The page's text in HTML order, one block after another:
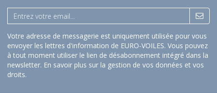
Votre adresse de messagerie est uniquement utilisée pour vous
envoyer les lettres d'information de EURO-VOILES. Vous pouvez
à tout moment utiliser le lien de désabonnement intégré dans la
newsletter. En savoir plus sur la gestion de vos données et vos
droits.